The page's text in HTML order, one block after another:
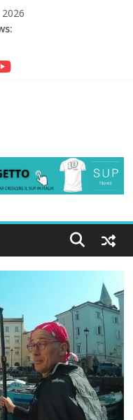
Reggio Calabria
di Gallico torna la festa
con la giornata della
per lo IOR